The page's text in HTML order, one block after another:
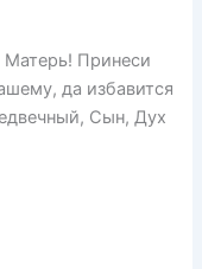
Принеси
да избавится
Сын, Дух